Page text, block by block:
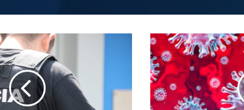
Este
martes
Salud
registra
703
casos